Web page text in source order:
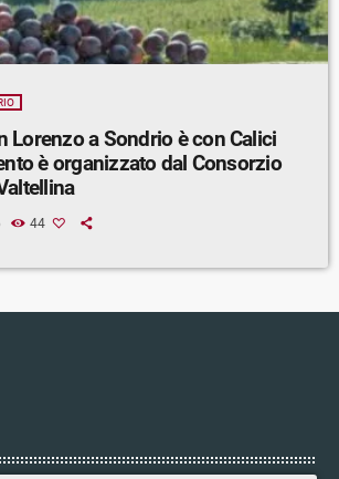
a Sondrio è con Calici
organizzato dal Consorzio
44